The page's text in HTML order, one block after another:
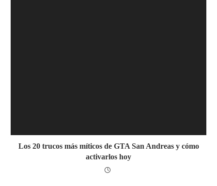
Los 20 trucos más míticos de GTA San Andreas y cómo
activarlos hoy